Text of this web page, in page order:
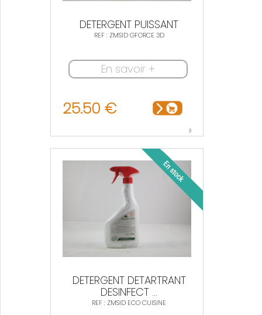
DETERGENT PUISSANT
REF : ZMSID GFORCE 3D
En savoir +
25.50 €
3
DETERGENT DETARTRANT
DESINFECT ...
REF : ZMSID ECO CUISINE